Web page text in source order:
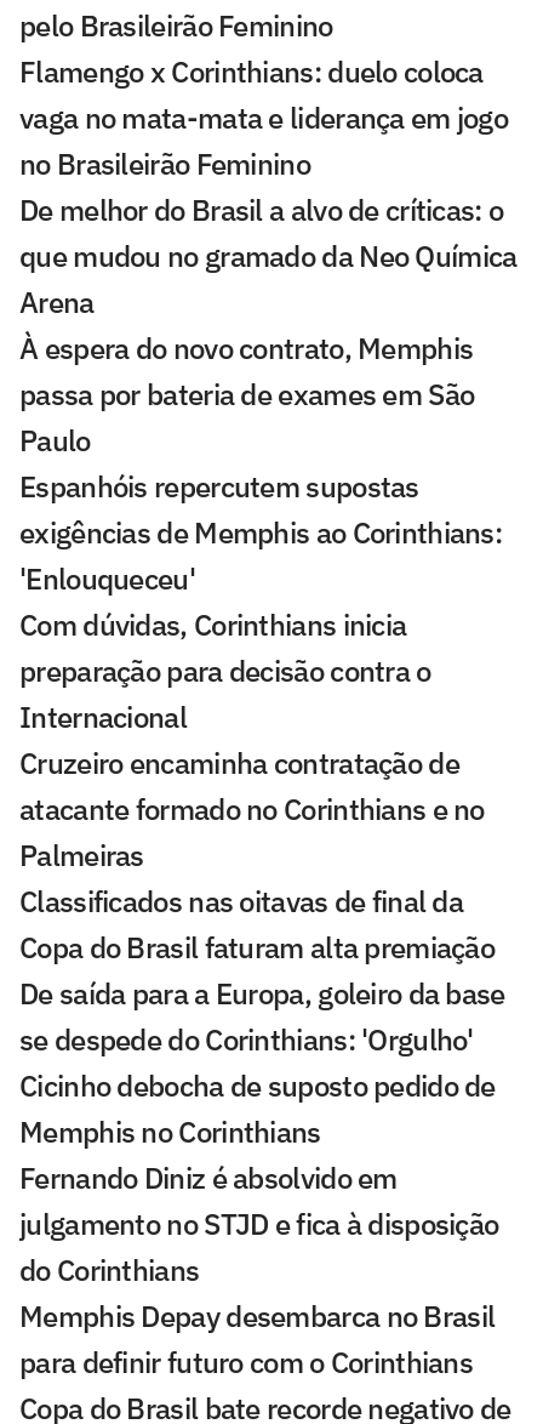
pelo Brasileirão Feminino
Flamengo x Corinthians: duelo coloca
vaga no mata-mata e liderança em jogo
no Brasileirão Feminino
De melhor do Brasil a alvo de críticas: o
que mudou no gramado da Neo Química
Arena
À espera do novo contrato, Memphis
passa por bateria de exames em São
Paulo
Espanhóis repercutem supostas
exigências de Memphis ao Corinthians:
'Enlouqueceu'
Com dúvidas, Corinthians inicia
preparação para decisão contra o
Internacional
Cruzeiro encaminha contratação de
atacante formado no Corinthians e no
Palmeiras
Classificados nas oitavas de final da
Copa do Brasil faturam alta premiação
De saída para a Europa, goleiro da base
se despede do Corinthians: 'Orgulho'
Cicinho debocha de suposto pedido de
Memphis no Corinthians
Fernando Diniz é absolvido em
julgamento no STJD e fica à disposição
do Corinthians
Memphis Depay desembarca no Brasil
para definir futuro com o Corinthians
Copa do Brasil bate recorde negativo de